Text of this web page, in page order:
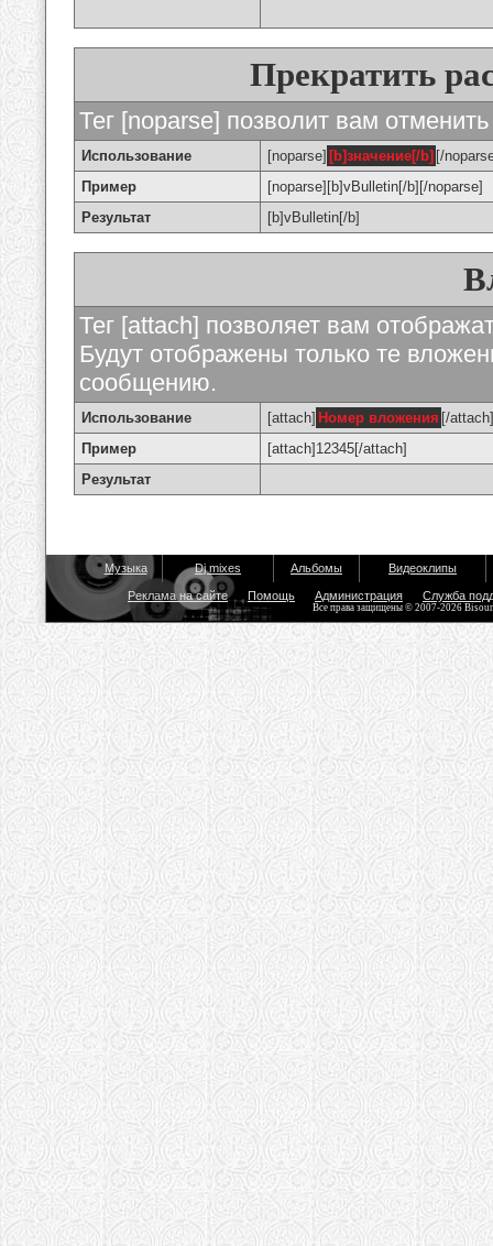
Прекратить
Тег [noparse] позволит вам
Использование [noparse] [b]значение[/b] [/
Пример
[noparse][b]vBulletin[/b][/noparse]
Результат
[b]vBulletin[/b]
Тег [attach] позволяет вам
Будут отображены только те
сообщению.
Использование [attach] Номер вложения [/attach]
Пример
[attach]12345[/attach]
Результат
Музыка Dj mixes Альбомы Видеоклипы
Реклама на сайте Помощь Администрация Служба
Все права защищены © 2007-2026